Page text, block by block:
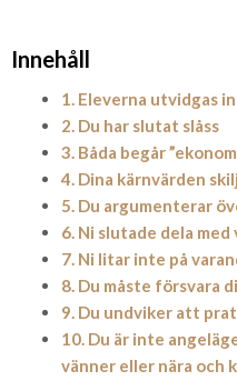
Innehåll
1. Eleverna utvidgas
2. Du har slutat slåss
3. Båda begår
4. Dina kärnvärden
5. Du argumenterar
6. Ni slutade dela med
7. Ni litar inte på
8. Du måste försvara
9. Du undviker att
10. Du är inte
vänner eller nära och